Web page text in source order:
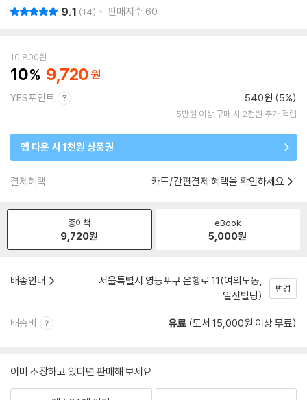
9.1 14 판매지수 60
10,800원
10 9,720
YES포인트 540원 (5%)
5만원 이상 구매 시 2천원 추가 적립
앱 다운 시 1천원 상품권
결제혜택 카드/간편결제 혜택을 확인하세요
종이책
9,720원
eBook
5,000원
배송안내
서울특별시 영등포구 은행로 11(여의도동,
일신빌딩)
변경
배송비 유료 (도서 15,000원 이상 무료)
이미 소장하고 있다면 판매해 보세요.